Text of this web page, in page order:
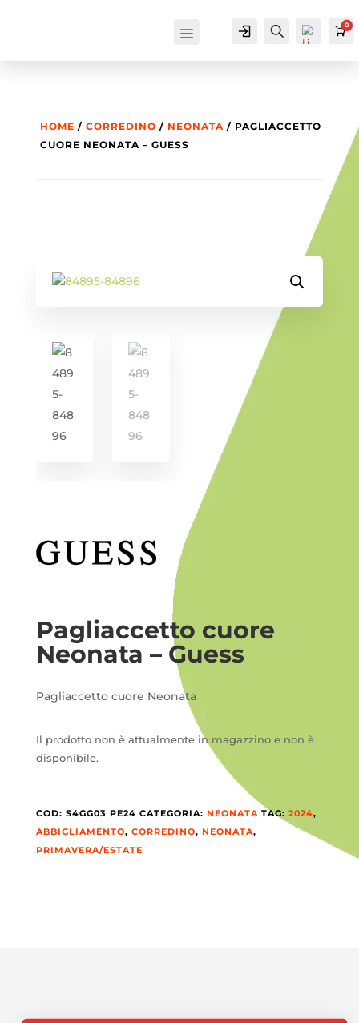
IL MIO
ACCOUNT
ACCOUNT
Cerca...
a
0
HOME / CORREDINO / NEONATA/ PAGLIACCETTO
CUORE NEONATA – GUESS
Pagliaccetto cuore
Neonata – Guess
Pagliaccetto cuore Neonata
Il prodotto non è attualmente in magazzino e non è
disponibile.
COD: S4GG03 PE24 CATEGORIA: NEONATA TAG: 2024,
ABBIGLIAMENTO, CORREDINO, NEONATA,
PRIMAVERA/ESTATE